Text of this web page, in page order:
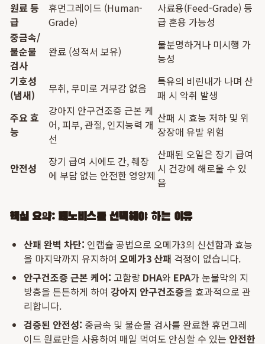
원료 등
급
휴먼그레이드 (Human-
Grade)
사료용(Feed-Grade) 등
급 혼용 가능성
중금속/
불순물
검사
완료 (성적서 보유)
불분명하거나 미시행 가
능성
기호성
(냄새)
무취, 무미로 거부감 없음
특유의 비린내가 나며 산
패 시 악취 발생
주요 효
능
강아지 안구건조증 근본 케
어, 피부, 관절, 인지능력 개
선
산패 시 효능 저하 및 위
장장애 유발 위험
안전성
장기 급여 시에도 간, 췌장
에 부담 없는 안전한 영양제
산패된 오일은 장기 급여
시 건강에 해로울 수 있
음
핵심 요약: 페노비스를 선택해야 하는 이유
산패 완벽 차단: 인캡슐 공법으로 오메가3의 신선함과 효능
을 마지막까지 유지하여 오메가3 산패 걱정이 없습니다.
안구건조증 근본 케어: 고함량 DHA와 EPA가 눈물막의 지
방층을 튼튼하게 하여 강아지 안구건조증을 효과적으로 관
리합니다.
검증된 안전성: 중금속 및 불순물 검사를 완료한 휴먼그레
이드 원료만을 사용하여 매일 먹여도 안심할 수 있는 안전한